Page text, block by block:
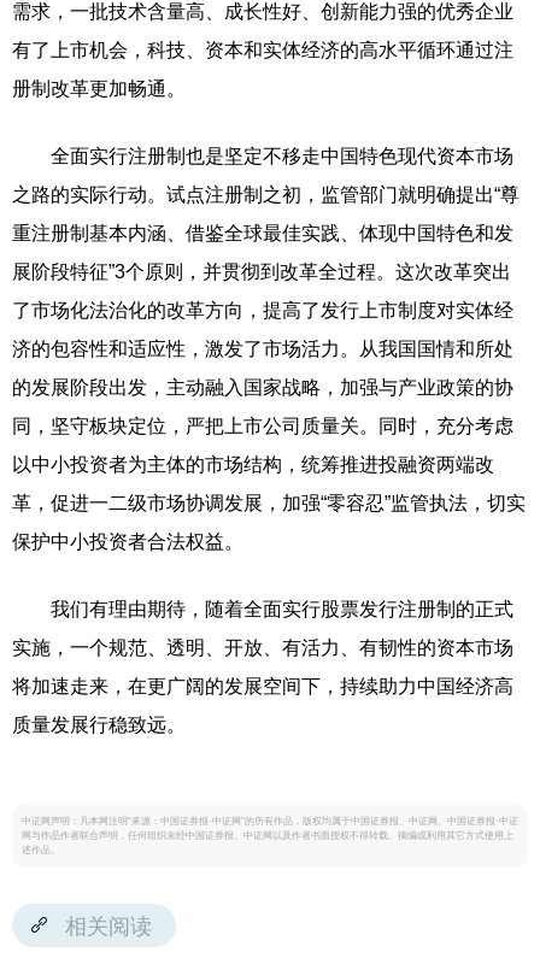
需求，一批技术含量高、成长性好、创新能力强的优秀企业
有了上市机会，科技、资本和实体经济的高水平循环通过注
册制改革更加畅通。
全面实行注册制也是坚定不移走中国特色现代资本市场
之路的实际行动。试点注册制之初，监管部门就明确提出“尊
重注册制基本内涵、借鉴全球最佳实践、体现中国特色和发
展阶段特征”3个原则，并贯彻到改革全过程。这次改革突出
了市场化法治化的改革方向，提高了发行上市制度对实体经
济的包容性和适应性，激发了市场活力。从我国国情和所处
的发展阶段出发，主动融入国家战略，加强与产业政策的协
同，坚守板块定位，严把上市公司质量关。同时，充分考虑
以中小投资者为主体的市场结构，统筹推进投融资两端改
革，促进一二级市场协调发展，加强“零容忍”监管执法，切实
保护中小投资者合法权益。
我们有理由期待，随着全面实行股票发行注册制的正式
实施，一个规范、透明、开放、有活力、有韧性的资本市场
将加速走来，在更广阔的发展空间下，持续助力中国经济高
质量发展行稳致远。
中证网声明：凡本网注明“来源：中国证券报·中证网”的所有作品，版权均属于中国证券报、中证网。中国证券报·中证
网与作品作者联合声明，任何组织未经中国证券报、中证网以及作者书面授权不得转载、摘编或利用其它方式使用上
述作品。
相关阅读